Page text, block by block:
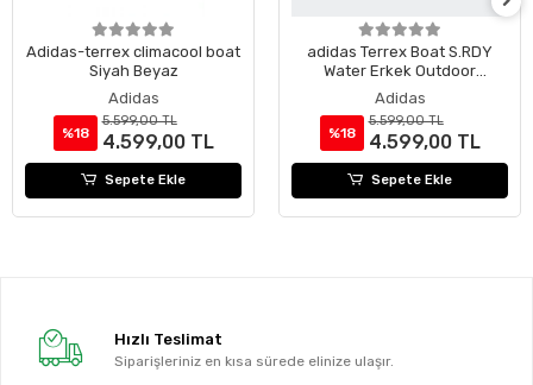
Adidas-terrex climacool boat
Siyah Beyaz
Adidas
%18
5.599,00 TL
4.599,00 TL
Sepete Ekle
adidas Terrex Boat S.RDY
Water Erkek Outdoor
Ayakkabı
Adidas
%18
5.599,00 TL
4.599,00 TL
Sepete Ekle
Hızlı Teslimat
Siparişleriniz en kısa sürede elinize ulaşır.